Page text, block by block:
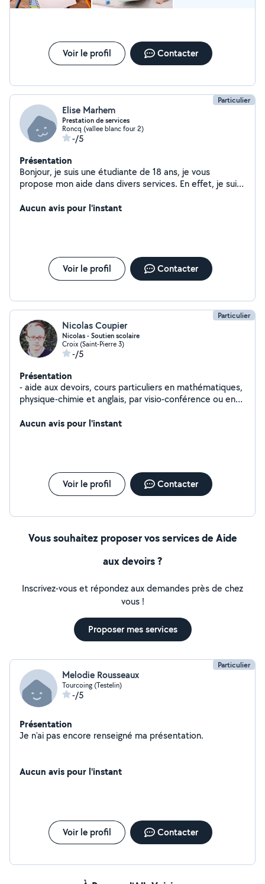
Voir le profil Contacter
Particulier
Elise Marhem
Prestation de services
Roncq (vallee blanc four 2)
-/5
Présentation
Bonjour, je suis une étudiante de 18 ans, je vous
propose mon aide dans divers services. En effet, je suis
tâches où je suis qualifiée pour aider mes parents à
Aucun avis pour l'instant
Voir le profil Contacter
Particulier
Nicolas Coupier
Nicolas - Soutien scolaire
Croix (Saint-Pierre 3)
-/5
Présentation
- aide aux devoirs, cours particuliers en mathématiques,
physique-chimie et anglais, par visio-conférence ou en
bricolage
Aucun avis pour l'instant
Voir le profil Contacter
Vous souhaitez proposer vos services de Aide
aux devoirs ?
Inscrivez-vous et répondez aux demandes près de chez
vous !
Proposer mes services
Particulier
Melodie Rousseaux
Tourcoing (Testelin)
-/5
Présentation
Je n'ai pas encore renseigné ma présentation.
Aucun avis pour l'instant
Voir le profil Contacter